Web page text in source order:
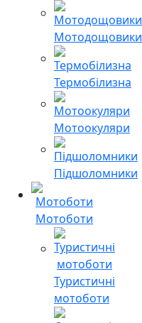
Мотодощовики
Термобілизна
Мотоокуляри
Підшоломники
Мотоботи
Туристичні
мотоботи